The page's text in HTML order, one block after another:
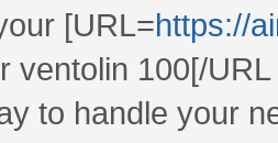
[URL=https://
ventolin 100[/
to handle your